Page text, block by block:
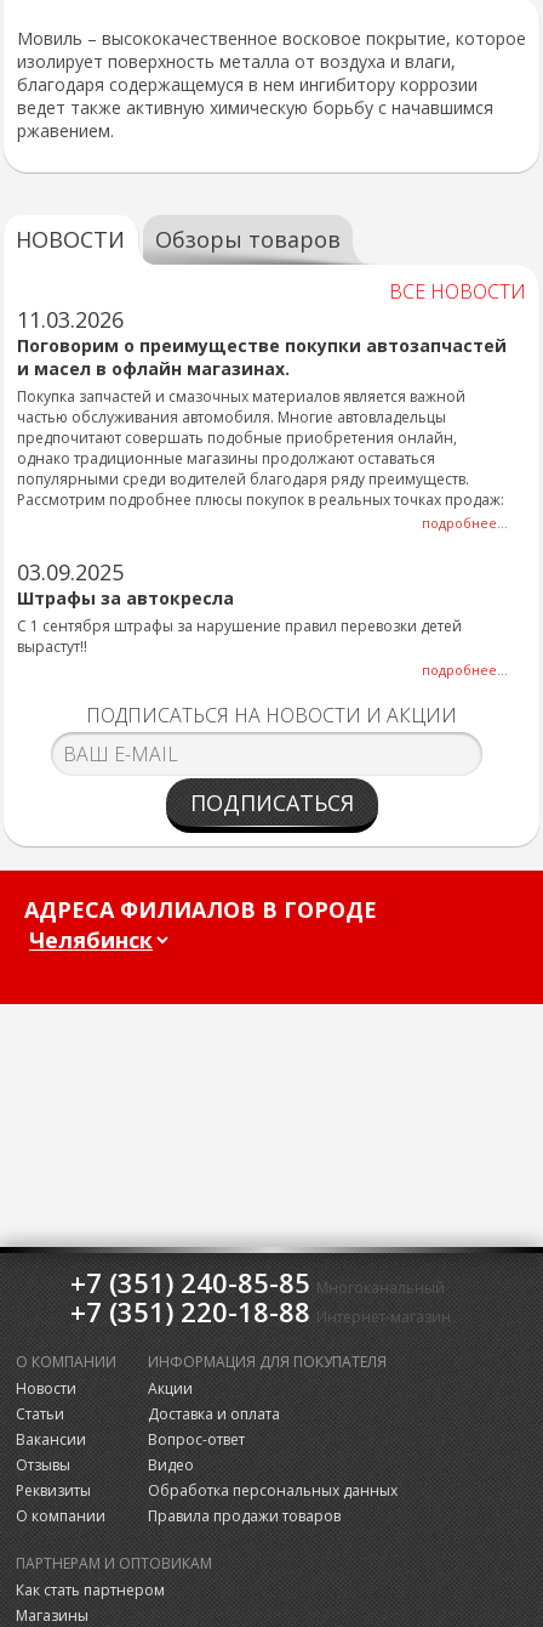
Мовиль – высококачественное восковое покрытие, которое
изолирует поверхность металла от воздуха и влаги,
благодаря содержащемуся в нем ингибитору коррозии
ведет также активную химическую борьбу с начавшимся
ржавением.
НОВОСТИ Обзоры товаров
ВСЕ НОВОСТИ
11.03.2026
Поговорим о преимуществе покупки автозапчастей
и масел в офлайн магазинах.
Покупка запчастей и смазочных материалов является важной
частью обслуживания автомобиля. Многие автовладельцы
предпочитают совершать подобные приобретения онлайн,
однако традиционные магазины продолжают оставаться
популярными среди водителей благодаря ряду преимуществ.
Рассмотрим подробнее плюсы покупок в реальных точках продаж:
подробнее...
03.09.2025
Штрафы за автокресла
С 1 сентября штрафы за нарушение правил перевозки детей
вырастут!!
подробнее...
ПОДПИСАТЬСЯ НА НОВОСТИ И АКЦИИ
ПОДПИСАТЬСЯ
АДРЕСА ФИЛИАЛОВ В ГОРОДЕ
+7 (351) 240-85-85 Многоканальный
+7 (351) 220-18-88 Интернет-магазин
О КОМПАНИИ
Новости
Статьи
Вакансии
Отзывы
Реквизиты
О компании
ИНФОРМАЦИЯ ДЛЯ ПОКУПАТЕЛЯ
Акции
Доставка и оплата
Вопрос-ответ
Видео
Обработка персональных данных
Правила продажи товаров
ПАРТНЕРАМ И ОПТОВИКАМ
Как стать партнером
Магазины